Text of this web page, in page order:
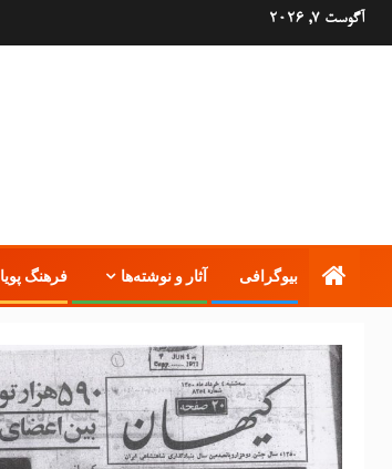
آگوست 7, 2026
بیوگرافی آثار و نوشته‌ها فرهنگ پویا